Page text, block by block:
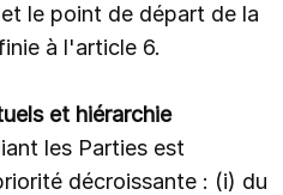
le point de départ de la
à l'article 6.
et hiérarchie
les Parties est
décroissante : (i) du